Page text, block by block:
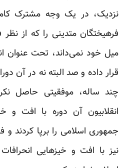
نزدیک، در یک وجه مشترک
فرهیختگان متدینی را که از
میل خود نمی‌داند، تحت عنوان
قرار داده و صد البته نه در آن
چند ساله، موفقیتی حاصل
انقلابیون آن دوره با افت و
جمهوری اسلامی را برپا کردند و
نیز با افت و خیزهایی